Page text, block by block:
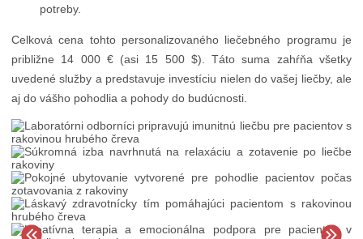
potreby.
Celková cena tohto personalizovaného liečebného programu je
približne 14 000 € (asi 15 500 $). Táto suma zahŕňa všetky
uvedené služby a predstavuje investíciu nielen do vašej liečby, ale
aj do vášho pohodlia a pohody do budúcnosti.